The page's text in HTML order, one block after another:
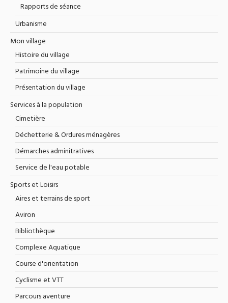
Rapports de séance
Urbanisme
Mon village
Histoire du village
Patrimoine du village
Présentation du village
Services à la population
Cimetière
Déchetterie & Ordures ménagères
Démarches adminitratives
Service de l'eau potable
Sports et Loisirs
Aires et terrains de sport
Aviron
Bibliothèque
Complexe Aquatique
Course d'orientation
Cyclisme et VTT
Parcours aventure